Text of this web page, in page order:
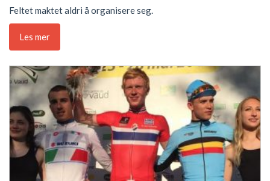
Feltet maktet aldri å organisere seg.
Les mer